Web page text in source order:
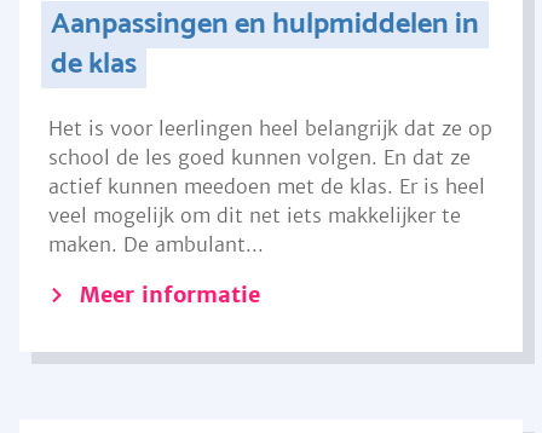
Aanpassingen en hulpmiddelen in
de klas
Het is voor leerlingen heel belangrijk dat ze op
school de les goed kunnen volgen. En dat ze
actief kunnen meedoen met de klas. Er is heel
veel mogelijk om dit net iets makkelijker te
maken. De ambulant...
Meer informatie